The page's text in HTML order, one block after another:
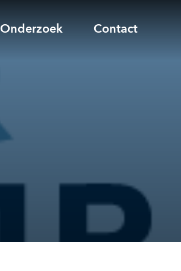
Onderzoek Contact